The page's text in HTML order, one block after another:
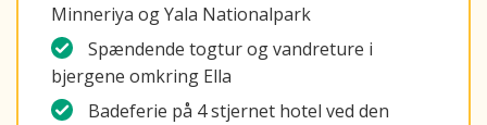
Minneriya og Yala Nationalpark
Spændende togtur og vandreture i
bjergene omkring Ella
Badeferie på 4 stjernet hotel ved den